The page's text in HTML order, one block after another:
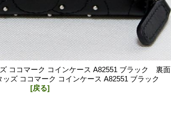
ココマーク コインケース A82551 ブラック 裏面
ズ ココマーク コインケース A82551 ブラック
[戻る]